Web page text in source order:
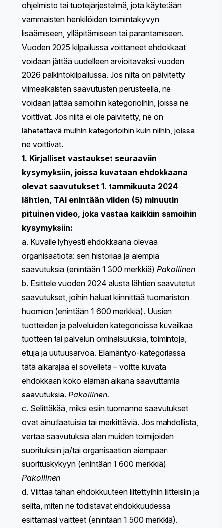
ohjelmisto tai tuotejärjestelmä, jota käytetään
vammaisten henkilöiden toimintakyvyn
lisäämiseen, ylläpitämiseen tai parantamiseen.
Vuoden 2025 kilpailussa voittaneet ehdokkaat
voidaan jättää uudelleen arvioitavaksi vuoden
2026 palkintokilpailussa. Jos niitä on päivitetty
viimeaikaisten saavutusten perusteella, ne
voidaan jättää samoihin kategorioihin, joissa ne
voittivat. Jos niitä ei ole päivitetty, ne on
lähetettävä muihin kategorioihin kuin niihin, joissa
ne voittivat.
1. Kirjalliset vastaukset seuraaviin
kysymyksiin, joissa kuvataan ehdokkaana
olevat saavutukset 1. tammikuuta 2024
lähtien, TAI enintään viiden (5) minuutin
pituinen video, joka vastaa kaikkiin samoihin
kysymyksiin:
a. Kuvaile lyhyesti ehdokkaana olevaa
organisaatiota: sen historiaa ja aiempia
saavutuksia (enintään 1 300 merkkiä) Pakollinen
b. Esittele vuoden 2024 alusta lähtien saavutetut
saavutukset, joihin haluat kiinnittää tuomariston
huomion (enintään 1 600 merkkiä). ​​Uusien
tuotteiden ja palveluiden kategorioissa kuvailkaa
tuotteen tai palvelun ominaisuuksia, toimintoja,
etuja ja uutuusarvoa. Elämäntyö-kategoriassa
tätä aikarajaa ei sovelleta – voitte kuvata
ehdokkaan koko elämän aikana saavuttamia
saavutuksia. Pakollinen.
c. Selittäkää, miksi esiin tuomanne saavutukset
ovat ainutlaatuisia tai merkittäviä. Jos mahdollista,
vertaa saavutuksia alan muiden toimijoiden
suorituksiin ja/tai organisaation aiempaan
suorituskykyyn (enintään 1 600 merkkiä).
Pakollinen
d. Viittaa tähän ehdokkuuteen liitettyihin liitteisiin ja
selitä, miten ne todistavat ehdokkuudessa
esittämäsi väitteet (enintään 1 500 merkkiä).